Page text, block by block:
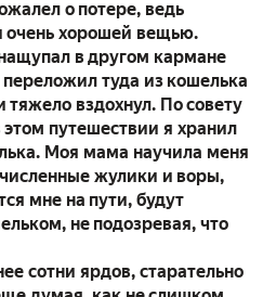
о потере, ведь
очень хорошей вещью.
в другом кармане
туда из кошелька
вздохнул. По совету
путешествии я хранил
Моя мама научила меня
жулики и воры,
мне на пути, будут
не подозревая, что
сотни ярдов, старательно